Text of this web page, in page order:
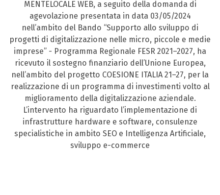
MENTELOCALE WEB, a seguito della domanda di
agevolazione presentata in data 03/05/2024
nell’ambito del Bando “Supporto allo sviluppo di
progetti di digitalizzazione nelle micro, piccole e medie
imprese” - Programma Regionale FESR 2021–2027, ha
ricevuto il sostegno finanziario dell’Unione Europea,
nell’ambito del progetto COESIONE ITALIA 21–27, per la
realizzazione di un programma di investimenti volto al
miglioramento della digitalizzazione aziendale.
L’intervento ha riguardato l’implementazione di
infrastrutture hardware e software, consulenze
specialistiche in ambito SEO e Intelligenza Artificiale,
sviluppo e-commerce